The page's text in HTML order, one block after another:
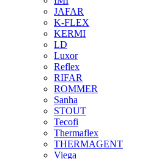
JAFAR
K-FLEX
KERMI
LD
Luxor
Reflex
RIFAR
ROMMER
Sanha
STOUT
Tecofi
Thermaflex
THERMAGENT
Viega